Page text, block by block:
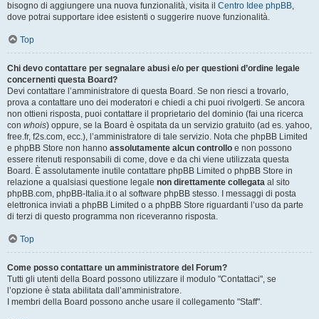
bisogno di aggiungere una nuova funzionalità, visita il Centro Idee phpBB,
dove potrai supportare idee esistenti o suggerire nuove funzionalità.
Top
Chi devo contattare per segnalare abusi e/o per questioni d’ordine legale
concernenti questa Board?
Devi contattare l’amministratore di questa Board. Se non riesci a trovarlo,
prova a contattare uno dei moderatori e chiedi a chi puoi rivolgerti. Se ancora
non ottieni risposta, puoi contattare il proprietario del dominio (fai una ricerca
con whois) oppure, se la Board è ospitata da un servizio gratuito (ad es. yahoo,
free.fr, f2s.com, ecc.), l’amministratore di tale servizio. Nota che phpBB Limited
e phpBB Store non hanno assolutamente alcun controllo e non possono
essere ritenuti responsabili di come, dove e da chi viene utilizzata questa
Board. È assolutamente inutile contattare phpBB Limited o phpBB Store in
relazione a qualsiasi questione legale non direttamente collegata al sito
phpBB.com, phpBB-Italia.it o al software phpBB stesso. I messaggi di posta
elettronica inviati a phpBB Limited o a phpBB Store riguardanti l’uso da parte
di terzi di questo programma non riceveranno risposta.
Top
Come posso contattare un amministratore del Forum?
Tutti gli utenti della Board possono utilizzare il modulo "Contattaci", se
l’opzione è stata abilitata dall’amministratore.
I membri della Board possono anche usare il collegamento "Staff".